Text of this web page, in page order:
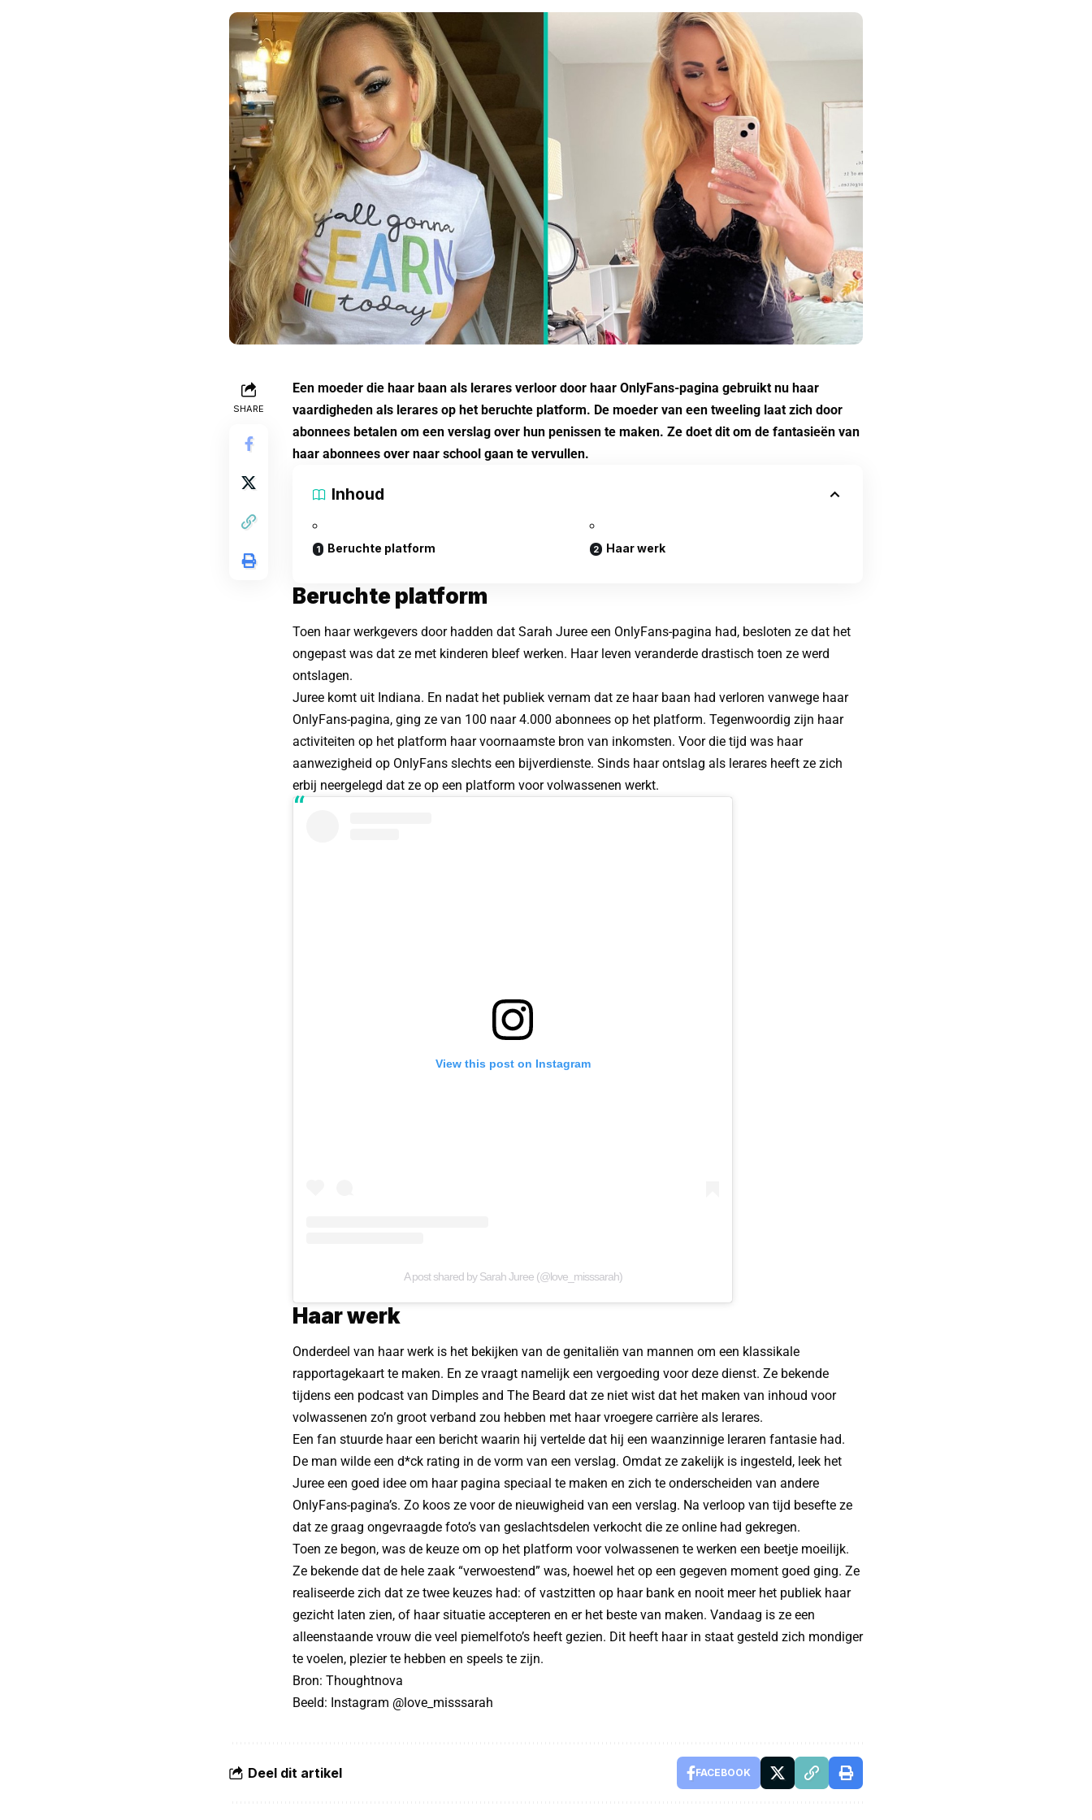
SHARE
Een moeder die haar baan als lerares verloor door haar OnlyFans-pagina gebruikt nu haar
vaardigheden als lerares op het beruchte platform. De moeder van een tweeling laat zich door
abonnees betalen om een verslag over hun penissen te maken. Ze doet dit om de fantasieën van
haar abonnees over naar school gaan te vervullen.
Inhoud
Beruchte platform Haar werk
Beruchte platform
Toen haar werkgevers door hadden dat Sarah Juree een OnlyFans-pagina had, besloten ze dat het
ongepast was dat ze met kinderen bleef werken. Haar leven veranderde drastisch toen ze werd
ontslagen.
Juree komt uit Indiana. En nadat het publiek vernam dat ze haar baan had verloren vanwege haar
OnlyFans-pagina, ging ze van 100 naar 4.000 abonnees op het platform. Tegenwoordig zijn haar
activiteiten op het platform haar voornaamste bron van inkomsten. Voor die tijd was haar
aanwezigheid op OnlyFans slechts een bijverdienste. Sinds haar ontslag als lerares heeft ze zich
erbij neergelegd dat ze op een platform voor volwassenen werkt.
View this post on Instagram
A post shared by Sarah Juree (@love_misssarah)
Haar werk
Onderdeel van haar werk is het bekijken van de genitaliën van mannen om een klassikale
rapportagekaart te maken. En ze vraagt namelijk een vergoeding voor deze dienst. Ze bekende
tijdens een podcast van Dimples and The Beard dat ze niet wist dat het maken van inhoud voor
volwassenen zo’n groot verband zou hebben met haar vroegere carrière als lerares.
Een fan stuurde haar een bericht waarin hij vertelde dat hij een waanzinnige leraren fantasie had.
De man wilde een d*ck rating in de vorm van een verslag. Omdat ze zakelijk is ingesteld, leek het
Juree een goed idee om haar pagina speciaal te maken en zich te onderscheiden van andere
OnlyFans-pagina’s. Zo koos ze voor de nieuwigheid van een verslag. Na verloop van tijd besefte ze
dat ze graag ongevraagde foto’s van geslachtsdelen verkocht die ze online had gekregen.
Toen ze begon, was de keuze om op het platform voor volwassenen te werken een beetje moeilijk.
Ze bekende dat de hele zaak “verwoestend” was, hoewel het op een gegeven moment goed ging. Ze
realiseerde zich dat ze twee keuzes had: of vastzitten op haar bank en nooit meer het publiek haar
gezicht laten zien, of haar situatie accepteren en er het beste van maken. Vandaag is ze een
alleenstaande vrouw die veel piemelfoto’s heeft gezien. Dit heeft haar in staat gesteld zich mondiger
te voelen, plezier te hebben en speels te zijn.
Bron: Thoughtnova
Beeld: Instagram @love_misssarah
Deel dit artikel FACEBOOK